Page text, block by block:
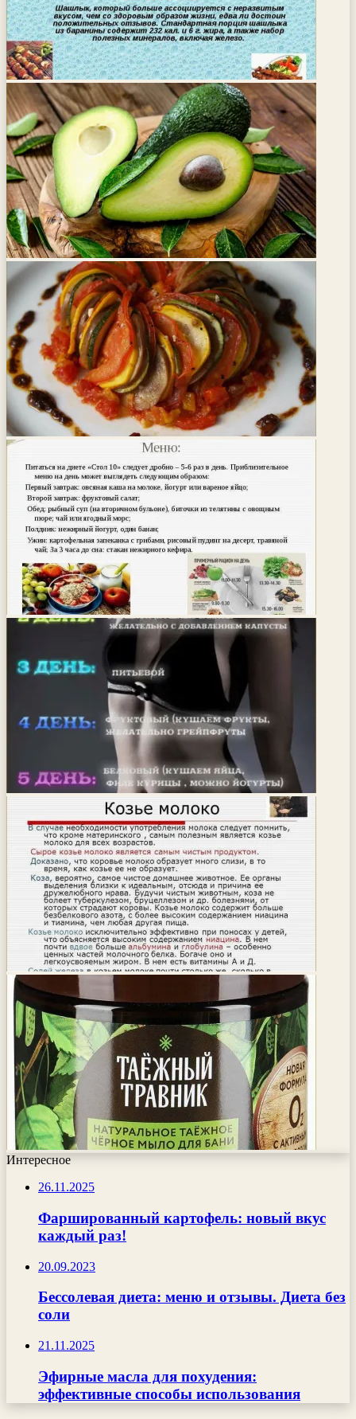
Интересное
26.11.2025
Фаршированный картофель: новый вкус
каждый раз!
20.09.2023
Бессолевая диета: меню и отзывы. Диета без
соли
21.11.2025
Эфирные масла для похудения:
эффективные способы использования